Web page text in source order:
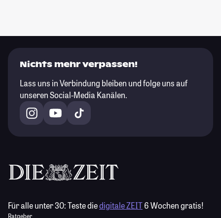
Nichts mehr verpassen!
Lass uns in Verbindung bleiben und folge uns auf
unseren Social-Media Kanälen.
Für alle unter 30:Teste diedigitale ZEIT6 Wochen gratis!
Ratgeber